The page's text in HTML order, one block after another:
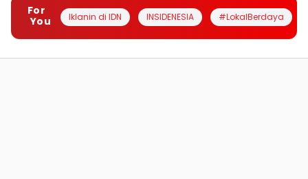
For
You
Iklanin di IDN INSIDENESIA #LokalBerdaya